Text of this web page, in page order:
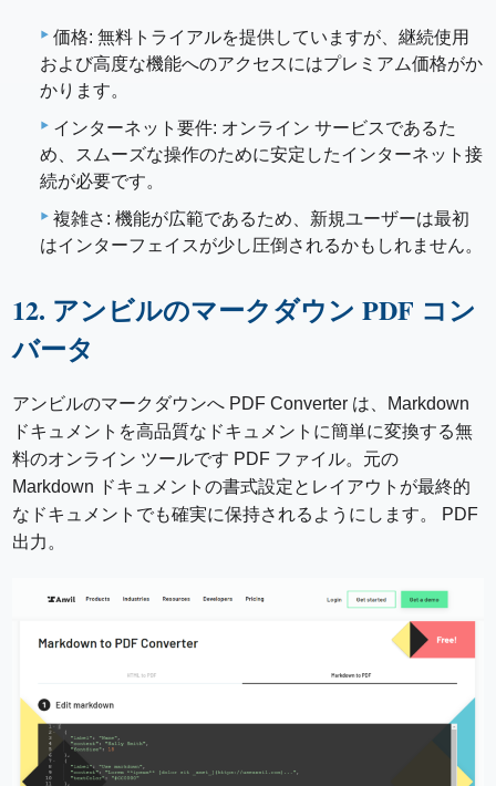
価格: 無料トライアルを提供していますが、継続使用
および高度な機能へのアクセスにはプレミアム価格がか
かります。
インターネット要件: オンライン サービスであるた
め、スムーズな操作のために安定したインターネット接
続が必要です。
複雑さ: 機能が広範であるため、新規ユーザーは最初
はインターフェイスが少し圧倒されるかもしれません。
12. アンビルのマークダウン PDF コン
バータ
アンビルのマークダウンへ PDF Converter は、Markdown
ドキュメントを高品質なドキュメントに簡単に変換する無
料のオンライン ツールです PDF ファイル。元の
Markdown ドキュメントの書式設定とレイアウトが最終的
なドキュメントでも確実に保持されるようにします。 PDF
出力。